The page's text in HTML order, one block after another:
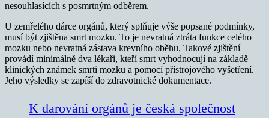
nesouhlasících s posmrtným odběrem.
U zemřelého dárce orgánů, který splňuje výše popsané podmínky,
musí být zjištěna smrt mozku. To je nevratná ztráta funkce celého
mozku nebo nevratná zástava krevního oběhu. Takové zjištění
provádí minimálně dva lékaři, kteří smrt vyhodnocují na základě
klinických známek smrti mozku a pomocí přístrojového vyšetření.
Jeho výsledky se zapíší do zdravotnické dokumentace.
K darování orgánů je česká společnost